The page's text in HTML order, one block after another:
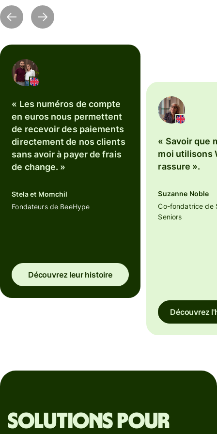
« Les numéros de compte
en euros nous permettent
de recevoir des paiements
directement de nos clients
sans avoir à payer de frais
de change. »
Stela et Momchil
Fondateurs de BeeHype
Découvrez leur histoire
« Savoir que
moi utilisons
rassure ».
Suzanne Noble
Co-fondatrice de
Seniors
Découvrez
Solutions pour